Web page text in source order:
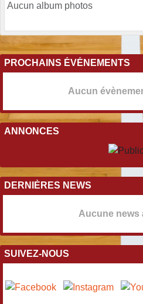
Aucun album photos
PROCHAINS ÉVÉNEMENTS
Aucun
ANNONCES
DERNIÈRES NEWS
Aucune news
SUIVEZ-NOUS